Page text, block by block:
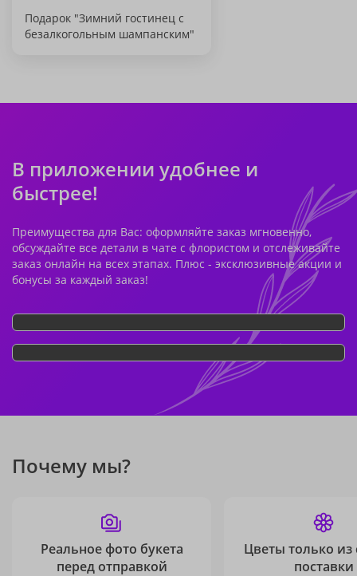
Подарок "Зимний гостинец с
безалкогольным шампанским"
В приложении удобнее и
быстрее!
Преимущества для Вас: оформляйте заказ мгновенно,
обсуждайте все детали в чате с флористом и отслеживайте
заказ онлайн на всех этапах. Плюс - эксклюзивные акции и
бонусы за каждый заказ!
Почему мы?
Реальное фото букета
перед отправкой
Цветы только из
поставки